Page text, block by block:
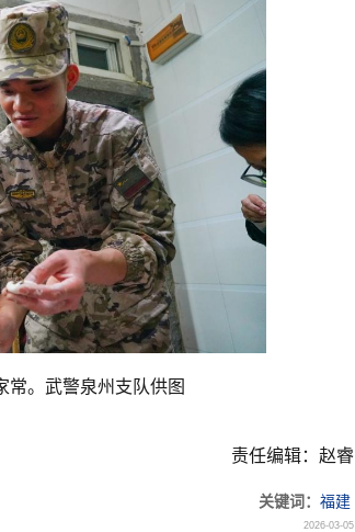
常。武警泉州支队供图
责任编辑：赵睿
关键词： 福建
2026-03-05